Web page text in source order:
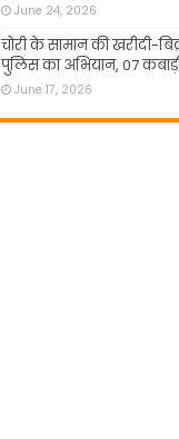
June 24, 2026
चोरी के सामान की खरीदी-
पुलिस का अभियान, 07
June 17, 2026